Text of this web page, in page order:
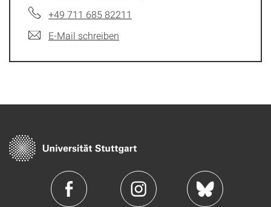
+49 711 685 82211
E-Mail schreiben